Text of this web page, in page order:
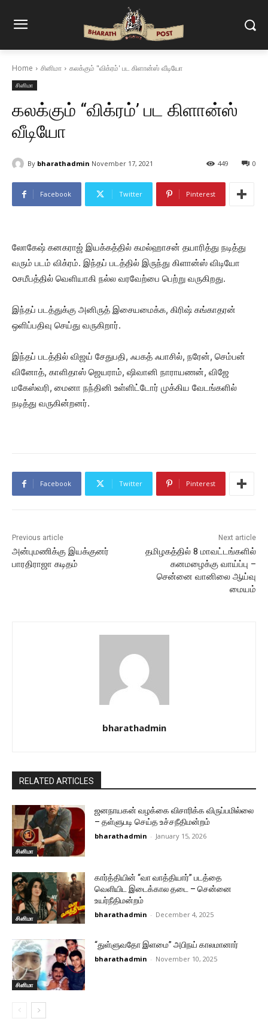
Home சினிமா கலக்கும் "விக்ரம்' பட கிளான்ஸ் வீடியோ
சினிமா
கலக்கும் “விக்ரம்’ பட கிளான்ஸ்
வீடியோ
By bharathadmin November 17, 2021 0
449
Facebook Twitter Pinterest
லோகேஷ் கனகராஜ் இயக்கத்தில் கமல்ஹாசன் தயாரித்து நடித்து
வரும் படம் விக்ரம். இந்தப் படத்தில் இருந்து கிளான்ஸ் விடியோ
oசமீபத்தில் வெளியாகி நல்ல வரவேற்பை பெற்று வருகிறது.
இந்தப் படத்துக்கு அனிருத் இசையமைக்க, கிரிஷ் கங்காதரன்
ஒளிப்பதிவு செய்து வருகிறார்.
இந்தப் படத்தில் விஜய் சேதுபதி, ஃபகத் ஃபாசில், நரேன், செம்பன்
வினோத், காளிதாஸ் ஜெயராம், ஷிவானி நாராயணன், விஜே
மகேஸ்வரி, மைனா நந்தினி உள்ளிட்டோர் முக்கிய வேடங்களில்
நடித்து வருகின்றனர்.
Facebook Twitter Pinterest
Previous article
அன்புமணிக்கு இயக்குனர்
பாரதிராஜா கடிதம்
Next article
தமிழகத்தில் 8 மாவட்டங்களில்
கனமழைக்கு வாய்ப்பு –
சென்னை வானிலை ஆய்வு
மையம்
bharathadmin
RELATED ARTICLES
சினிமா
ஜனநாயகன் வழக்கை விசாரிக்க விருப்பமில்லை
– தள்ளுபடி செய்த உச்சநீதிமன்றம்
bharathadmin - January 15, 2026
சினிமா
கார்த்தியின் “வா வாத்தியார்” படத்தை
வெளியிட இடைக்கால தடை – சென்னை
உயர்நீதிமன்றம்
bharathadmin - December 4, 2025
சினிமா
“துள்ளுவதோ இளமை” அபிநய் காலமானார்
bharathadmin - November 10, 2025